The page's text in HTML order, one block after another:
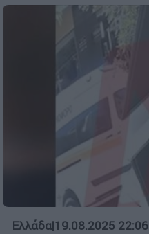
Ελλάδα|19.08.2025 22:06